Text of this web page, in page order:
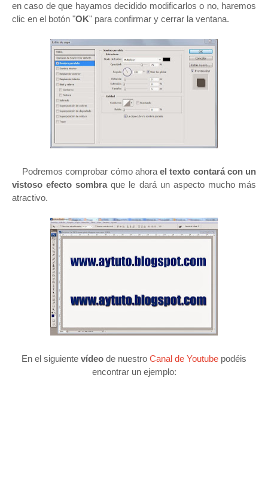
en caso de que hayamos decidido modificarlos o no, haremos
clic en el botón "OK" para confirmar y cerrar la ventana.
Podremos comprobar cómo ahora el texto contará con un
vistoso efecto sombraque le dará un aspecto mucho más
atractivo.
En el siguiente vídeo de nuestro Canal de Youtube podéis
encontrar un ejemplo: